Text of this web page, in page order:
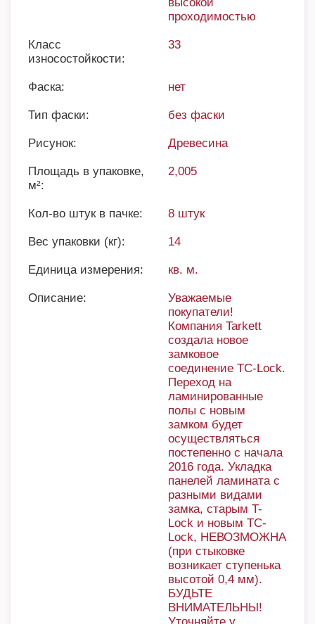
проходимостью
Класс
износостойкости:
33
Фаска: нет
Тип фаски: без фаски
Рисунок: Древесина
Площадь в упаковке,
м²:
2,005
Кол-во штук в пачке: 8 штук
Вес упаковки (кг): 14
Единица измерения: кв. м.
Описание:
Уважаемые
покупатели!
Компания Tarkett
создала новое
замковое
соединение TC-Lock.
Переход на
ламинированные
полы с новым
замком будет
осуществляться
постепенно с начала
2016 года. Укладка
панелей ламината с
разными видами
замка, старым T-
Lock и новым TC-
Lock, НЕВОЗМОЖНА
(при стыковке
возникает ступенька
высотой 0,4 мм).
БУДЬТЕ
ВНИМАТЕЛЬНЫ!